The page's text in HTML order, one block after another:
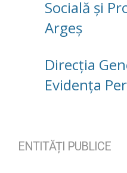
Socială şi
Argeş
Direcția
Evidența
ENTITĂȚI PUBLICE